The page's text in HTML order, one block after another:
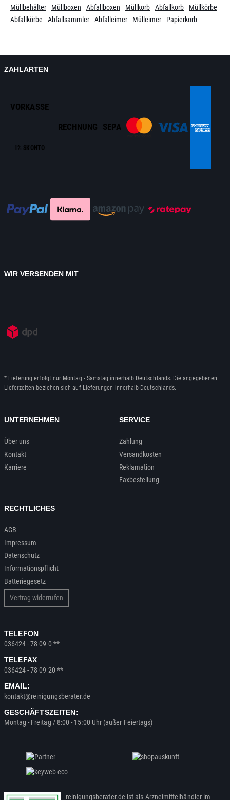
Müllbehälter
Müllboxen Abfallboxen Müllkorb Abfallkorb
Müllkörbe
Abfallkörbe
Abfallsammler Abfalleimer Mülleimer Papierkorb
ZAHLARTEN
VORKASSE
1% SKONTO
RECHNUNG SEPA
WIR VERSENDEN MIT
* Lieferung erfolgt nur Montag - Samstag innerhalb Deutschlands. Die angegebenen
Lieferzeiten beziehen sich auf Lieferungen innerhalb Deutschlands.
UNTERNEHMEN
Über uns
Kontakt
Karriere
SERVICE
Zahlung
Versandkosten
Reklamation
Faxbestellung
RECHTLICHES
AGB
Impressum
Datenschutz
Informationspflicht
Batteriegesetz
Vertrag widerrufen
TELEFON
036424 - 78 09 0 **
TELEFAX
036424 - 78 09 20 **
EMAIL:
kontakt@reinigungsberater.de
GESCHÄFTSZEITEN:
Montag - Freitag / 8:00 - 15:00 Uhr (außer Feiertags)
reinigungsberater.de ist als Arzneimittelhändler im